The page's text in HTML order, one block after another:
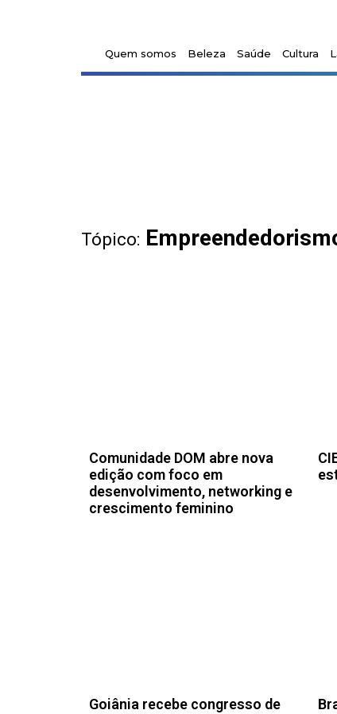
Quem somos Beleza Saúde Cultura
Tópico:
Comunidade DOM abre nova
edição com foco em
desenvolvimento, networking e
crescimento feminino
Goiânia recebe congresso de